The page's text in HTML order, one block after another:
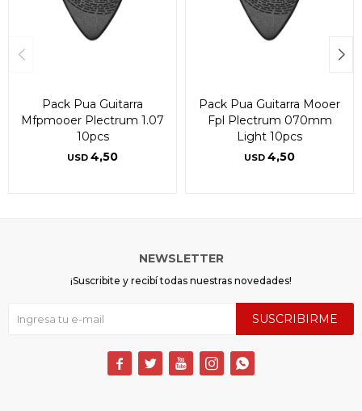
Pack Pua Guitarra
Mfpmooer Plectrum 1.07
10pcs
USD 4,50
Pack Pua Guitarra Mooer
Fpl Plectrum 070mm
Light 10pcs
USD 4,50
NEWSLETTER
¡Suscribite y recibí todas nuestras novedades!
SUSCRIBIRME
    